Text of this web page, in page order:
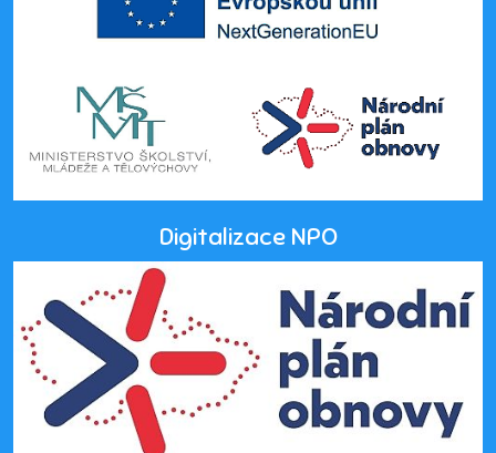
Digitalizace NPO